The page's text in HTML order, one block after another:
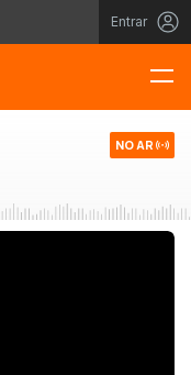
Entrar
NO AR